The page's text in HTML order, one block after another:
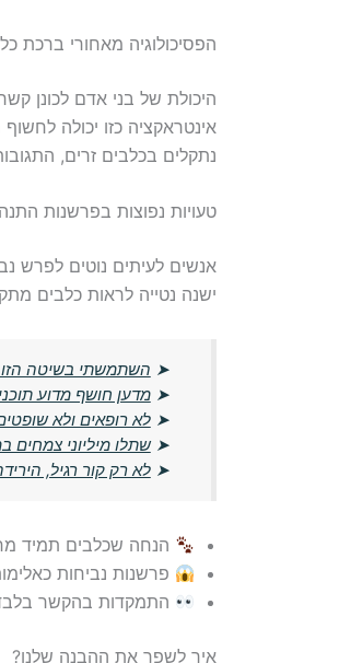
הפסיכולוגיה מאחורי ברכת
היכולת של בני אדם לכונן
אינטראקציה כזו יכולה
נתקלים בכלבים זרים,
טעויות נפוצות בפרשנות
אנשים לעיתים נוטים לפרש
ישנה נטייה לראות כלבים
➤ השתמשתי בשיטה הזו 7 ימים, הפרקט שלי חזר לברק מושלם ללא
➤מדען חושף מדוע
➤לא רופאים ולא
➤שתלו מיליוני צמחים
➤לא רק קור רגיל,
הנחה שכלבים תמיד
פרשנות נביחות
התמקדות בהקשר
איך לשפר את ההבנה שלנו?